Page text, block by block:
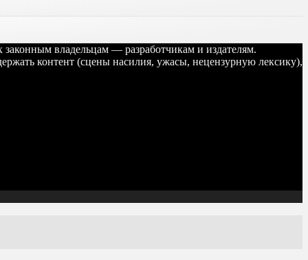
владельцам — разработчикам и издателям.
контент (сцены насилия, ужасы, нецензурную лексику),